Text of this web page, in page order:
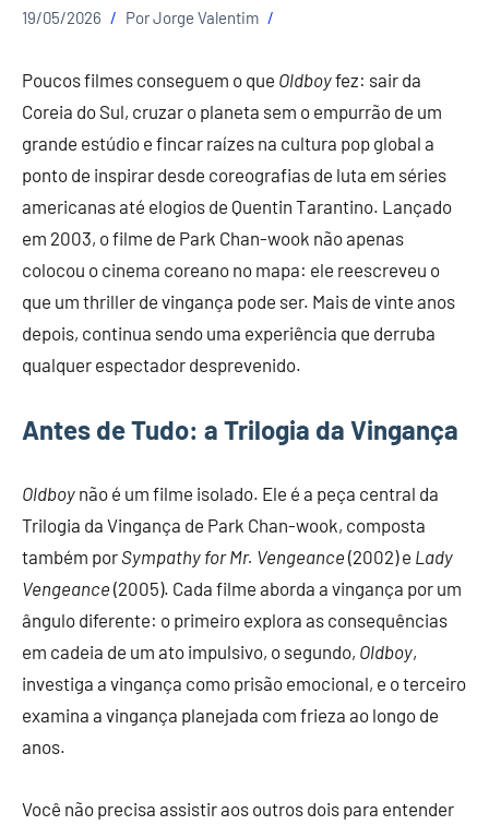
19/05/2026 PorJorge Valentim
Poucos filmes conseguem o que Oldboyfez: sair da
Coreia do Sul, cruzar o planeta sem o empurrão de um
grande estúdio e fincar raízes na cultura pop global a
ponto de inspirar desde coreografias de luta em séries
americanas até elogios de Quentin Tarantino. Lançado
em 2003, o filme de Park Chan-wook não apenas
colocou o cinema coreano no mapa: ele reescreveu o
que um thriller de vingança pode ser. Mais de vinte anos
depois, continua sendo uma experiência que derruba
qualquer espectador desprevenido.
Antes de Tudo: a Trilogia da Vingança
Oldboy não é um filme isolado. Ele é a peça central da
Trilogia da Vingança de Park Chan-wook, composta
também por Sympathy for Mr. Vengeance (2002) e Lady
Vengeance (2005). Cada filme aborda a vingança por um
ângulo diferente: o primeiro explora as consequências
em cadeia de um ato impulsivo, o segundo, Oldboy,
investiga a vingança como prisão emocional, e o terceiro
examina a vingança planejada com frieza ao longo de
anos.
Você não precisa assistir aos outros dois para entender